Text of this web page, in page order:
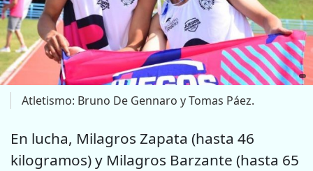
Atletismo: Bruno De Gennaro y Tomas Páez.
En lucha, Milagros Zapata (hasta 46
kilogramos) y Milagros Barzante (hasta 65